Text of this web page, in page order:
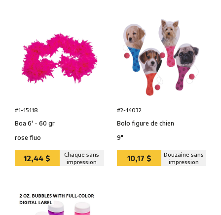
#1-15118
Boa 6' - 60 gr
rose fluo
12,44 $
Chaque sans
impression
#2-14032
Bolo figure de chien
9″
10,17 $
Douzaine sans
impression